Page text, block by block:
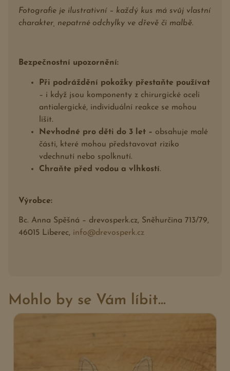
Fotografie je ilustrativní – každý kus má svůj vlastní
charakter, nepatrné odchylky ve dřevě či malbě.
Bezpečnostní upozornění:
Při podráždění pokožky přestaňte používat
– i když jsou komponenty z chirurgické oceli
antialergické, individuální reakce se mohou
lišit.
Nevhodné pro děti do 3 let – obsahuje malé
části, které mohou představovat riziko
vdechnutí nebo spolknutí.
Chraňte před vodou a vlhkostí.
Výrobce:
Bc. Anna Spěšná – drevosperk.cz, Sněhurčina 713/79,
46015 Liberec, info@drevosperk.cz
Mohlo by se Vám líbit...